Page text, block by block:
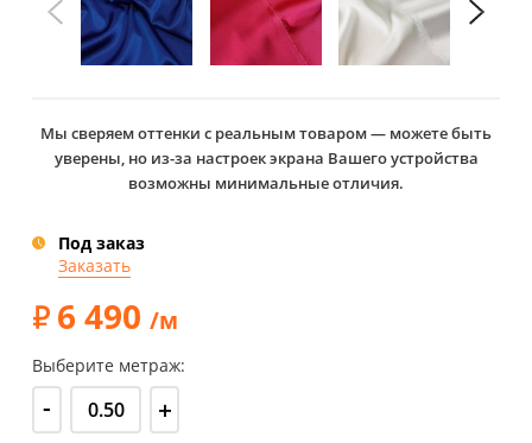
Мы сверяем оттенки с реальным товаром — можете быть
уверены, но из-за настроек экрана Вашего устройства
возможны минимальные отличия.
Под заказ
Заказать
6 490 /м
Выберите метраж:
- +